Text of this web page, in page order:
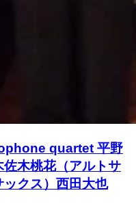
quartet 平野
木桃花（アルトサ
ックス）西田大也